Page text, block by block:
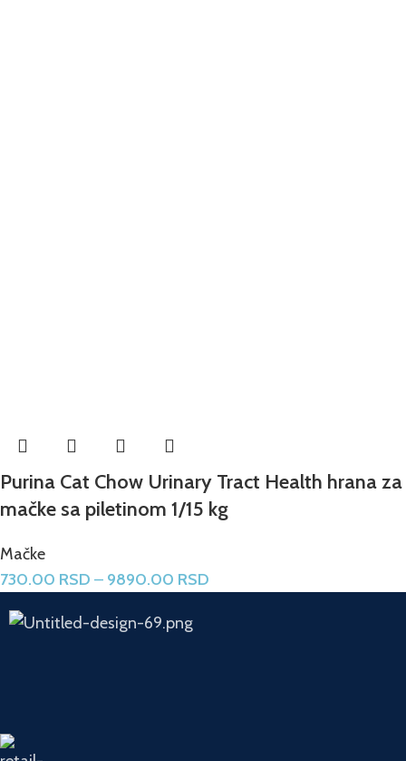
Purina Cat Chow Urinary Tract Health hrana za
mačke sa piletinom 1/15 kg
Mačke
730.00 RSD – 9890.00 RSD